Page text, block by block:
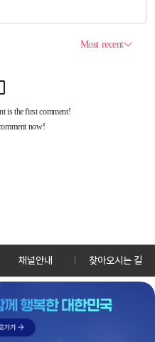
채널안내 찾아오시는 길
로 13 한국정책방송원 KTV
8000
All Rights Reserved.